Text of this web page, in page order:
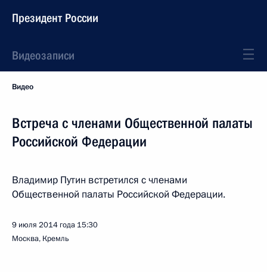
Президент России
Видеозаписи
Видео
Встреча с членами Общественной палаты
Российской Федерации
Владимир Путин встретился с членами
Общественной палаты Российской Федерации.
9 июля 2014 года 15:30
Москва, Кремль